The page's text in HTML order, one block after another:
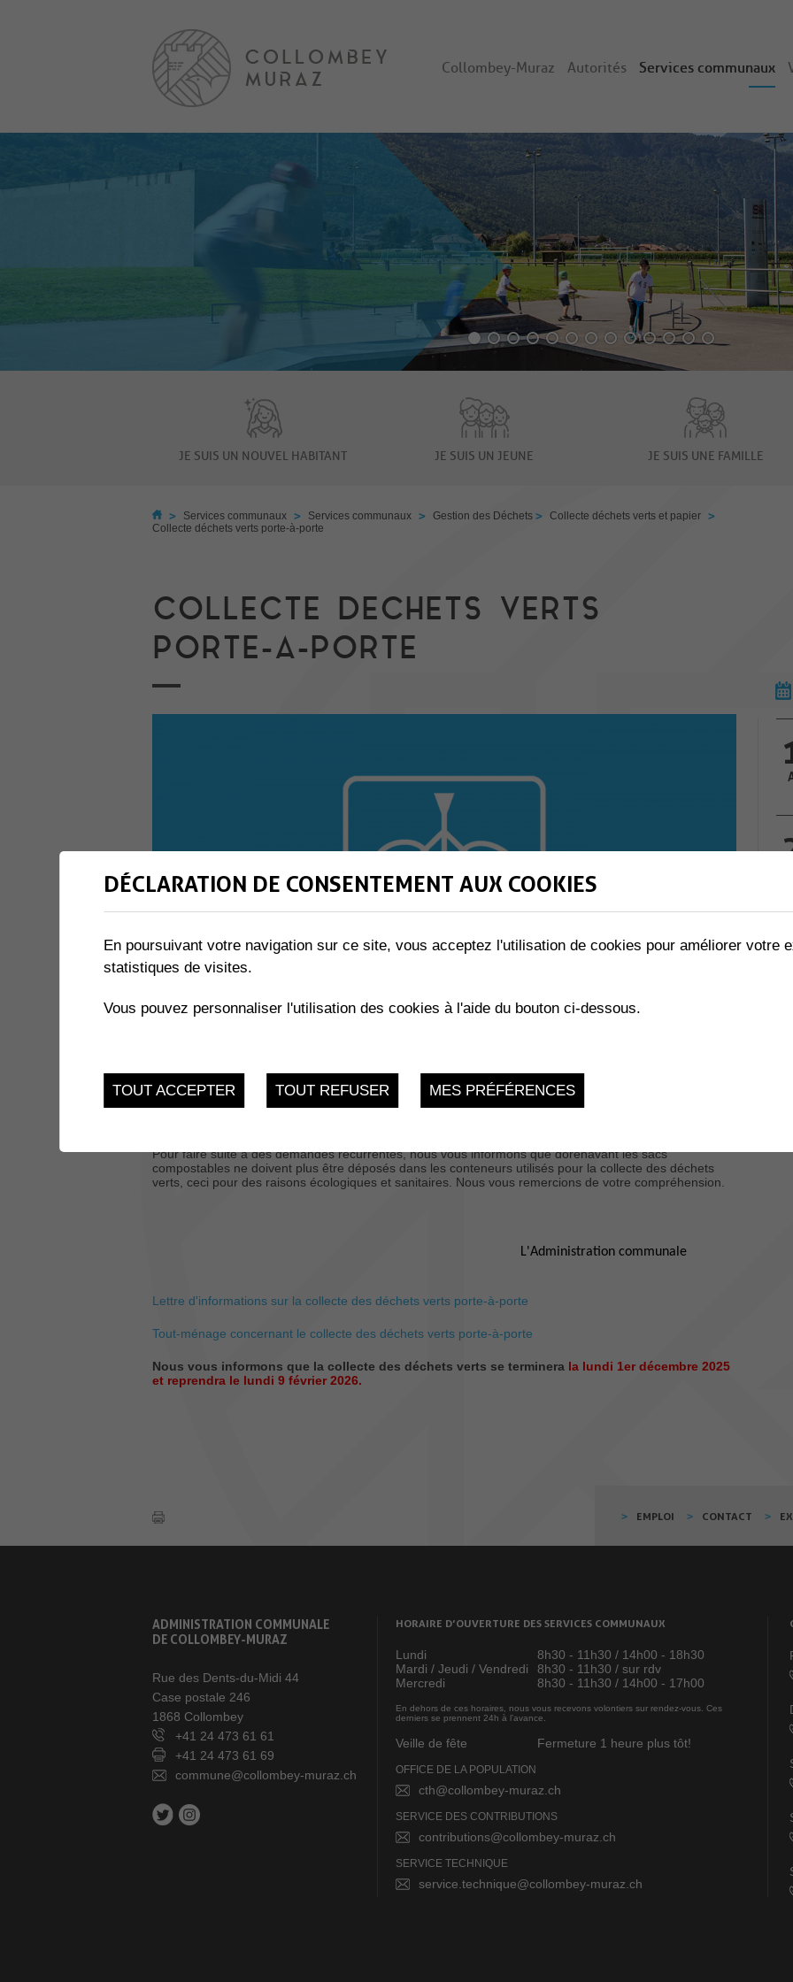
Collombey-Muraz Autorités Services communaux
JE SUIS UN NOUVEL HABITANT JE SUIS UN JEUNE JE SUIS UNE FAMILLE
> Services communaux > Services communaux > Gestion des Déchets > Collecte déchets verts et papier >
Collecte déchets verts porte-à-porte
COLLECTE DECHETS VERTS
PORTE-A-PORTE
Lacollecte pour les déchets vertsa été introduite sur le territoire communal.
Sur inscription uniquement, une prise en charge à domicile "porte-à-porte" de déchets compostables
Pour faire suite à des demandes récurrentes, nous vous informons que dorénavant les sacs
compostables ne doivent plus être déposés dans les conteneurs utilisés pour la collecte des déchets
verts, ceci pour des raisons écologiques et sanitaires. Nous vous remercions de votre compréhension.
L'Administration communale
Lettre d'informations sur la collecte des déchets verts porte-à-porte
Tout-ménage concernant le collecte des déchets verts porte-à-porte
Nous vous informons que la collecte des déchets verts se terminera la lundi 1er décembre 2025
et reprendra le lundi 9 février 2026.
EMPLOI CONTACT
ADMINISTRATION COMMUNALE
DE COLLOMBEY-MURAZ
Rue des Dents-du-Midi 44
Case postale 246
1868 Collombey
+41 24 473 61 61
+41 24 473 61 69
commune@collombey-muraz.ch
HORAIRE D’OUVERTURE DES SERVICES COMMUNAUX
Lundi
8h30 - 11h30 / 14h00 - 18h30
Mardi / Jeudi / Vendredi
8h30 - 11h30 / sur rdv
Mercredi
8h30 - 11h30 / 14h00 - 17h00
En dehors de ces horaires, nous vous recevons volontiers sur rendez-vous. Ces
derniers se prennent 24h à l’avance.
Veille de fête Fermeture 1 heure plus tôt!
OFFICE DE LA POPULATION
cth@collombey-muraz.ch
SERVICE DES CONTRIBUTIONS
contributions@collombey-muraz.ch
SERVICE TECHNIQUE
service.technique@collombey-muraz.ch
DÉCLARATION DE CONSENTEMENT AUX COOKIES
En poursuivant votre navigation sur ce site, vous acceptez l'utilisation de cookies pour améliorer votre
statistiques de visites.
Vous pouvez personnaliser l'utilisation des cookies à l'aide du bouton ci-dessous.
TOUT ACCEPTER TOUT REFUSER MES PRÉFÉRENCES